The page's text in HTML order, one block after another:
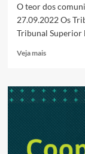
O teor dos
27.09.2022 Os
Tribunal Superior
Veja maisRead
Justiça
Eleitoral